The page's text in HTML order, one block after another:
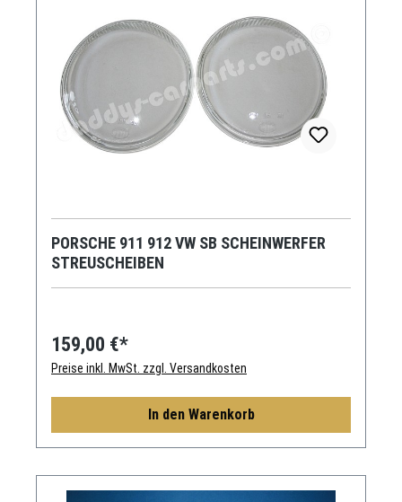
PORSCHE 911 912 VW SB SCHEINWERFER
STREUSCHEIBEN
159,00 €*
Preise inkl. MwSt. zzgl. Versandkosten
In den Warenkorb